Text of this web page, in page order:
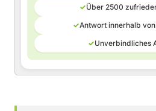
✓Über 2500
✓Antwort innerhalb
✓Unverbindliches